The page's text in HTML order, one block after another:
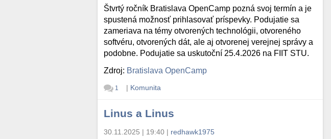
Štvrtý ročník Bratislava OpenCamp pozná svoj termín a je
spustená možnosť prihlasovať príspevky. Podujatie sa
zameriava na témy otvorených technológii, otvoreného
softvéru, otvorených dát, ale aj otvorenej verejnej správy a
podobne. Podujatie sa uskutoční 25.4.2026 na FIIT STU.
Zdroj: Bratislava OpenCamp
1 | Komunita
Linus a Linus
30.11.2025 | 19:40 | redhawk1975